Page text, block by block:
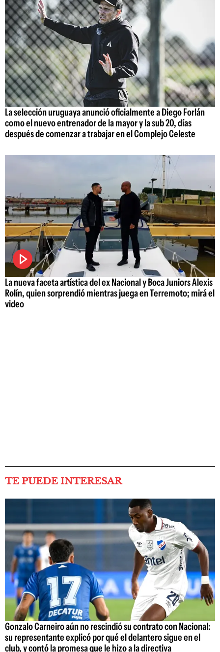
La selección uruguaya anunció oficialmente a Diego Forlán
como el nuevo entrenador de la mayor y la sub 20, días
después de comenzar a trabajar en el Complejo Celeste
La nueva faceta artística del ex Nacional y Boca Juniors Alexis
Rolín, quien sorprendió mientras juega en Terremoto; mirá el
video
TE PUEDE INTERESAR
Gonzalo Carneiro aún no rescindió su contrato con Nacional:
su representante explicó por qué el delantero sigue en el
club, y contó la promesa que le hizo a la directiva